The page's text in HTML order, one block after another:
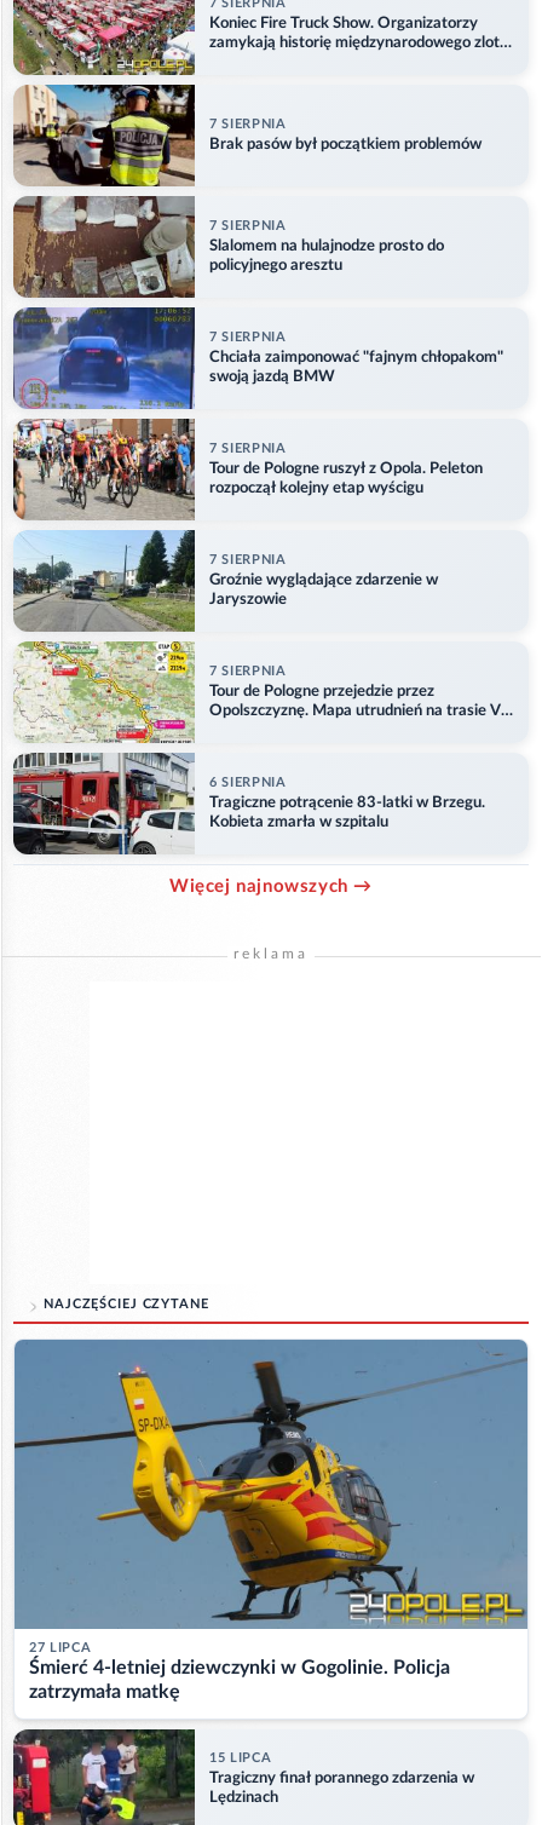
Koniec Fire Truck Show. Organizatorzy
zamykają historię międzynarodowego zlotu
7 SIERPNIA
Brak pasów był początkiem problemów
7 SIERPNIA
Slalomem na hulajnodze prosto do
policyjnego aresztu
7 SIERPNIA
Chciała zaimponować "fajnym chłopakom"
swoją jazdą BMW
7 SIERPNIA
Tour de Pologne ruszył z Opola. Peleton
rozpoczął kolejny etap wyścigu
7 SIERPNIA
Groźnie wyglądające zdarzenie w
Jaryszowie
7 SIERPNIA
Tour de Pologne przejedzie przez
Opolszczyznę. Mapa utrudnień na trasie V
6 SIERPNIA
Tragiczne potrącenie 83-latki w Brzegu.
Kobieta zmarła w szpitalu
Więcej najnowszych →
reklama
NAJCZĘŚCIEJ CZYTANE
27 LIPCA
Śmierć 4-letniej dziewczynki w Gogolinie. Policja
zatrzymała matkę
15 LIPCA
Tragiczny finał porannego zdarzenia w
Lędzinach